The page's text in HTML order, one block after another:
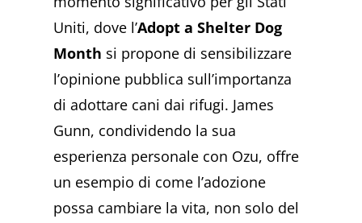
Uniti, dove l’Adopt a Shelter Dog
Month si propone di sensibilizzare
l’opinione pubblica sull’importanza
di adottare cani dai rifugi. James
Gunn, condividendo la sua
esperienza personale con Ozu, offre
un esempio di come l’adozione
possa cambiare la vita, non solo del